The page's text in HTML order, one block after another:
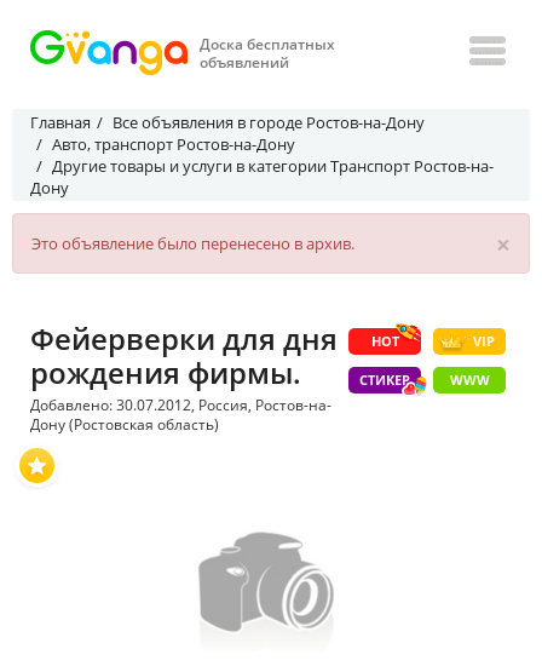
Доска бесплатных
объявлений
Главная
Все объявления в городе Ростов-на-Дону
Авто, транспорт Ростов-на-Дону
Другие товары и услуги в категории Транспорт Ростов-на-
Дону
×
Это объявление было перенесено в архив.
HOT VIP
СТИКЕР WWW
Фейерверки для дня
рождения фирмы.
Добавлено: 30.07.2012, Россия, Ростов-на-
Дону (Ростовская область)